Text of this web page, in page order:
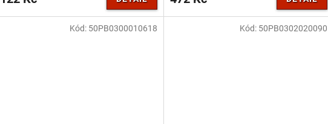
Kód: 50PB0300010618 Kód: 50PB0302020090